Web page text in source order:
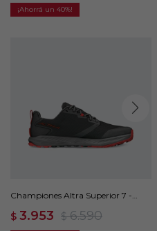
40
Championes Altra Superior 7 -
$ 3.953 $ 6.590